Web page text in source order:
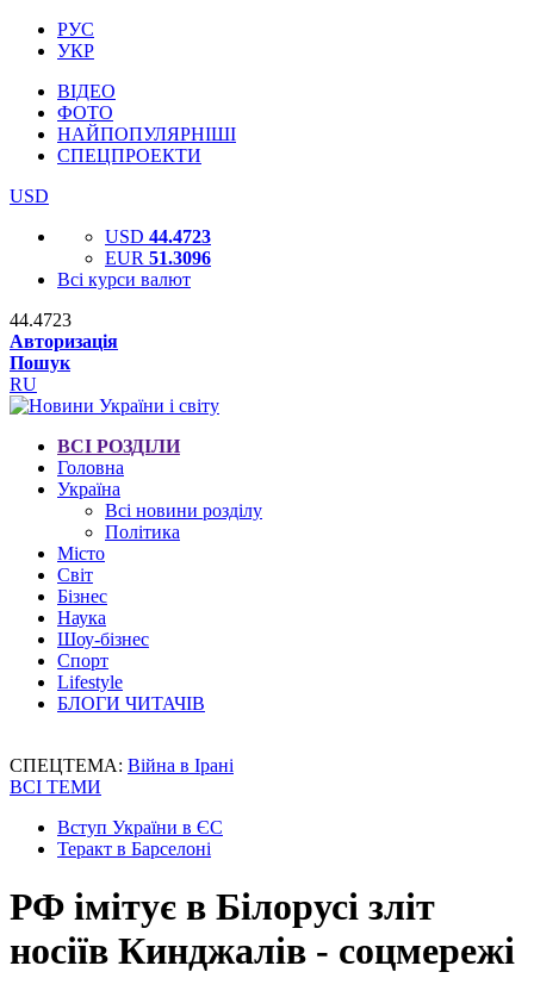
РУС
УКР
ВІДЕО
ФОТО
НАЙПОПУЛЯРНІШІ
СПЕЦПРОЕКТИ
USD
USD 44.4723
EUR 51.3096
Всі курси валют
44.4723
Авторизація
Пошук
RU
ВСІ РОЗДІЛИ
Головна
Україна
Всі новини розділу
Політика
Місто
Світ
Бізнес
Наука
Шоу-бізнес
Спорт
Lifestyle
БЛОГИ ЧИТАЧІВ
СПЕЦТЕМА: Війна в Ірані
ВСІ ТЕМИ
Вступ України в ЄС
Теракт в Барселоні
РФ імітує в Білорусі зліт
носіїв Кинджалів - соцмережі